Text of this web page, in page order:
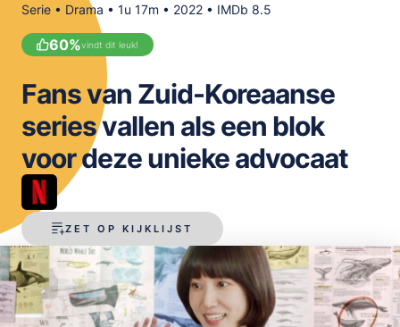
Serie • Drama • 1u 17m • 2022 • IMDb 8.5
60%vindt dit leuk!
ZET OP KIJKLIJST
Fans van Zuid-Koreaanse
series vallen als een blok
voor deze unieke advocaat